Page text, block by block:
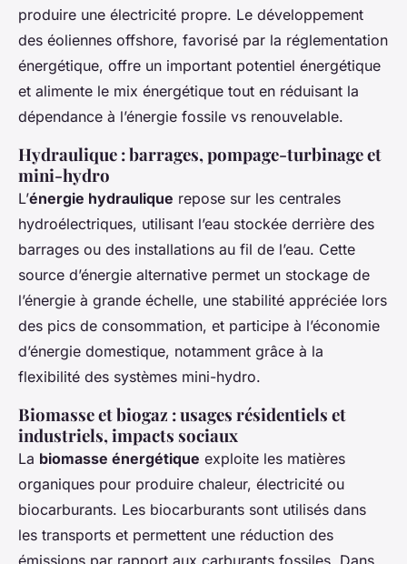
produire une électricité propre. Le développement
des éoliennes offshore, favorisé par la réglementation
énergétique, offre un important potentiel énergétique
et alimente le mix énergétique tout en réduisant la
dépendance à l’énergie fossile vs renouvelable.
Hydraulique : barrages, pompage-turbinage et
mini-hydro
L’énergie hydraulique repose sur les centrales
hydroélectriques, utilisant l’eau stockée derrière des
barrages ou des installations au fil de l’eau. Cette
source d’énergie alternative permet un stockage de
l’énergie à grande échelle, une stabilité appréciée lors
des pics de consommation, et participe à l’économie
d’énergie domestique, notamment grâce à la
flexibilité des systèmes mini-hydro.
Biomasse et biogaz : usages résidentiels et
industriels, impacts sociaux
La biomasse énergétique exploite les matières
organiques pour produire chaleur, électricité ou
biocarburants. Les biocarburants sont utilisés dans
les transports et permettent une réduction des